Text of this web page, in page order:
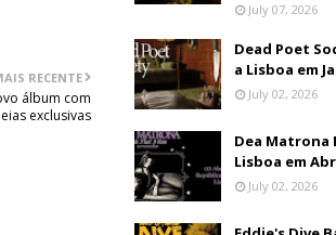
RECENTE
álbum com
exclusivas
July 07, 2026
Dead Poet
a Lisboa em
July 02, 2026
Dea Matrona
Lisboa em
July 02, 2026